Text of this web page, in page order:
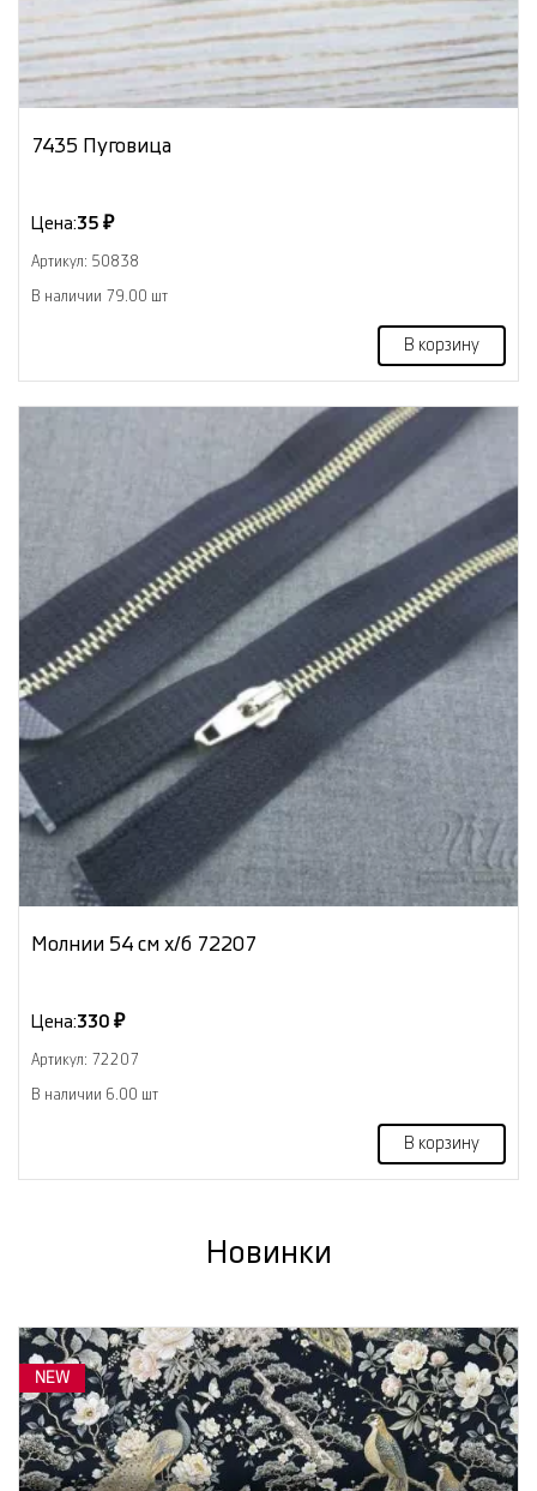
7435 Пуговица
Цена:35 ₽
Артикул: 50838
В наличии 79.00 шт
В корзину
Молнии 54 см х/б 72207
Цена:330 ₽
Артикул: 72207
В наличии 6.00 шт
В корзину
Новинки
NEW